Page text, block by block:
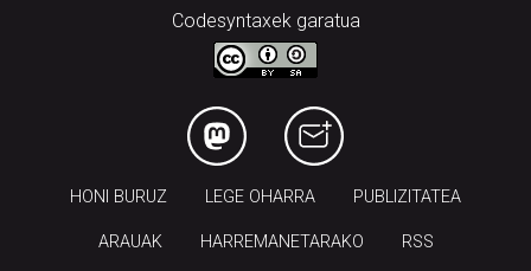
Codesyntaxek garatua
HONI BURUZ LEGE OHARRA PUBLIZITATEA
ARAUAK HARREMANETARAKO RSS